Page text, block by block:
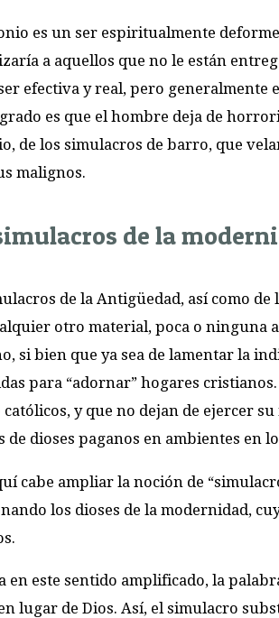
es un ser espiritualmente
a aquellos que no le están
efectiva y real, pero generalmente
es que el hombre deja de
de los simulacros de barro, que
malignos.
de la
de la Antigüedad, así como
otro material, poca o ninguna
si bien que ya sea de lamentar la
para “adornar” hogares
y que no dejan de ejercer
de dioses paganos en ambientes en
cabe ampliar la noción de
los dioses de la modernidad,
en este sentido amplificado, la
lugar de Dios. Así, el simulacro